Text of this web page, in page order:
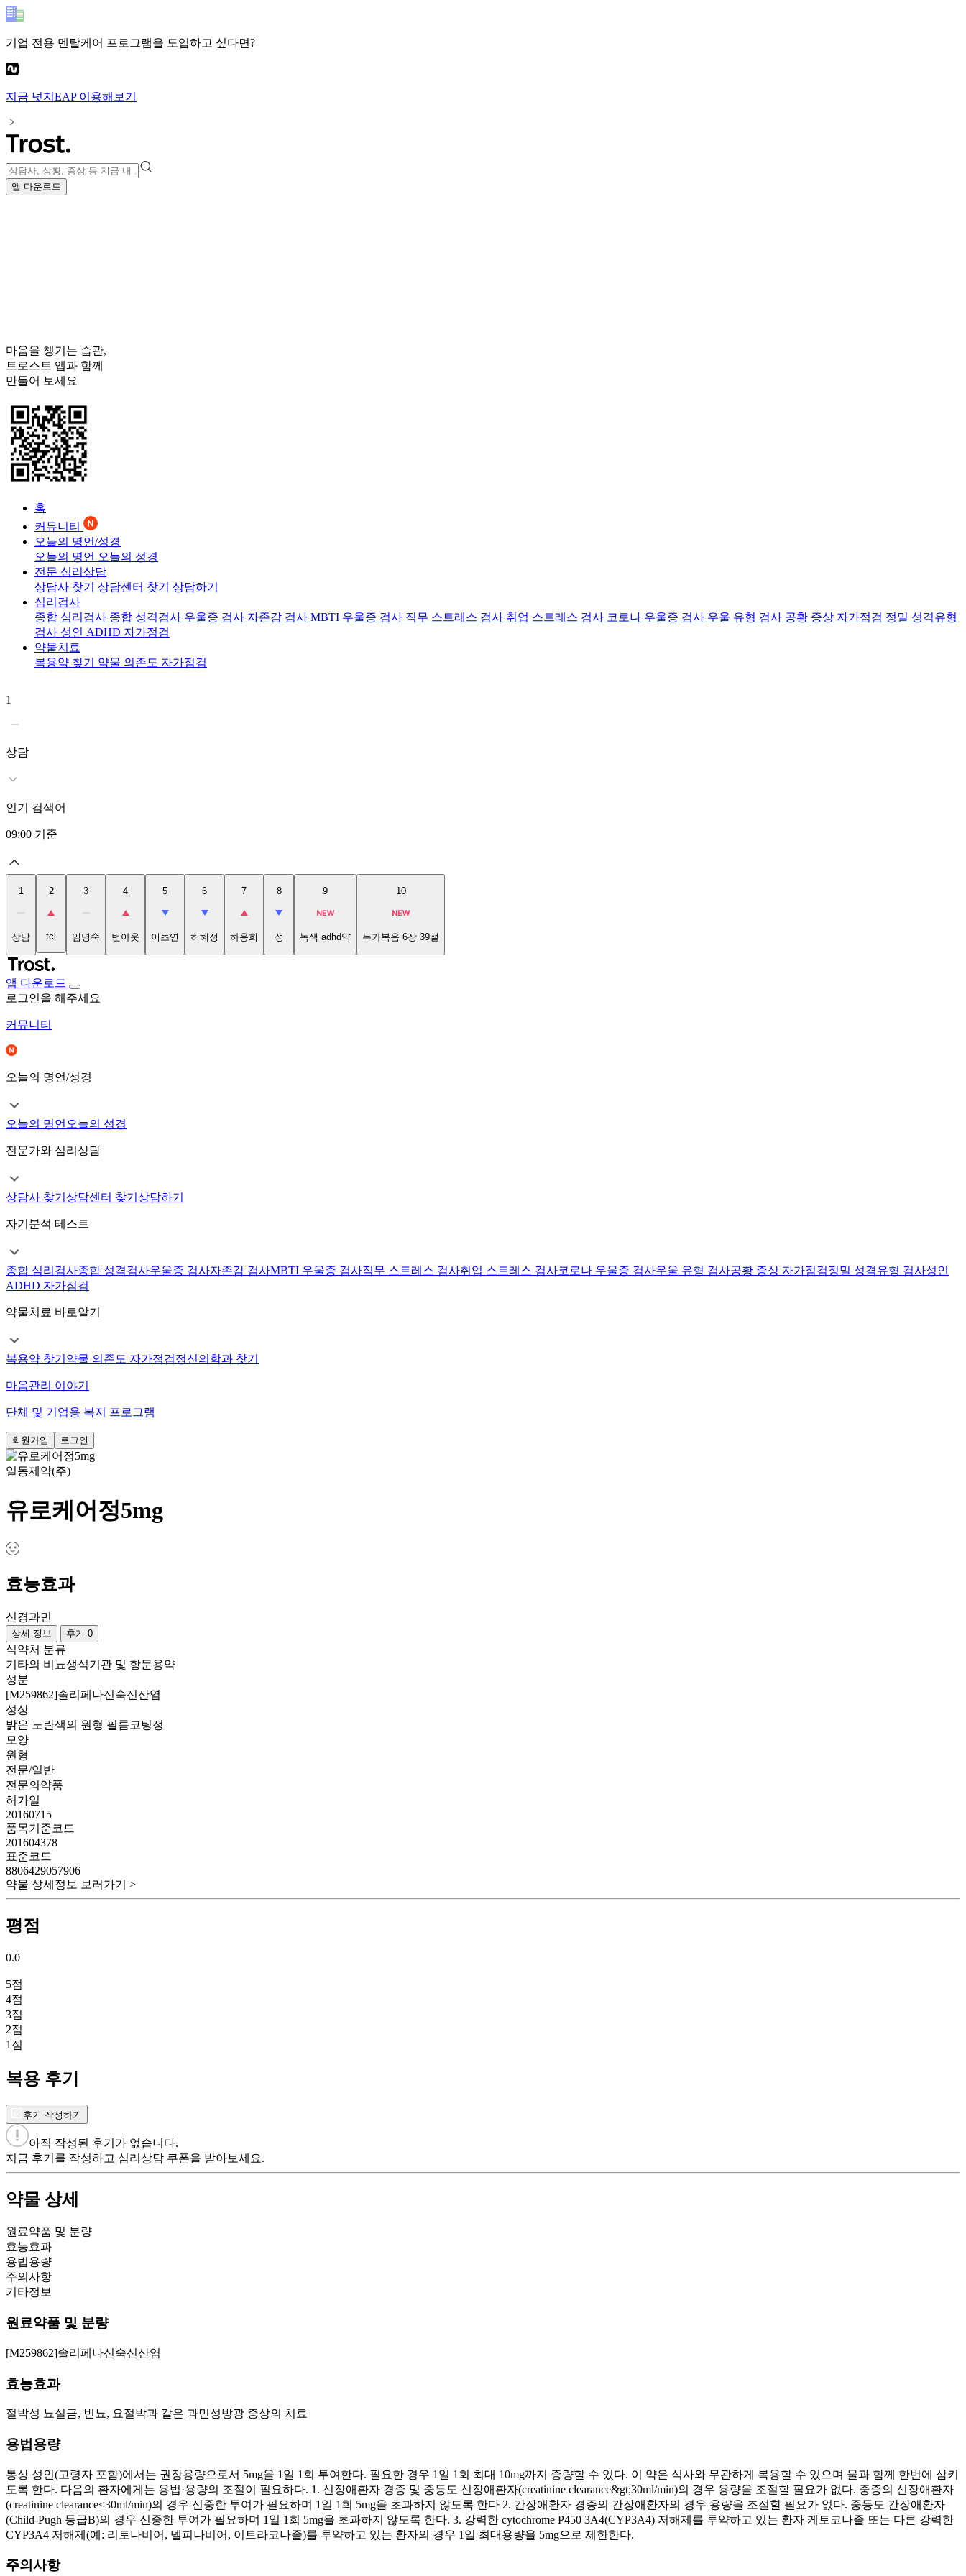
기업 전용 멘탈케어 프로그램을 도입하고 싶다면?
지금 넛지EAP이용해보기
앱 다운로드
마음을 챙기는 습관,
트로스트 앱과 함께
만들어 보세요
홈
커뮤니티
오늘의 명언/성경
오늘의 명언 오늘의 성경
전문 심리상담
상담사 찾기 상담센터 찾기 상담하기
심리검사
종합 심리검사 종합 성격검사 우울증 검사 자존감 검사 MBTI 우울증 검사 직무 스트레스 검사 취업 스트레스 검사 코로나 우울증 검사 우울 유형 검사 공황 증상 자가점검 정밀 성격유형
검사 성인 ADHD 자가점검
약물치료
복용약 찾기 약물 의존도 자가점검
1
상담
인기 검색어
09:00 기준
1
상담
2
tci
3
임명숙
4
번아웃
5
이초연
6
허혜정
7
하용희
8
성
9
녹색 adhd약
10
누가복음 6장 39절
앱 다운로드
로그인을 해주세요
커뮤니티
오늘의 명언/성경
오늘의 명언 오늘의 성경
전문가와 심리상담
상담사 찾기 상담센터 찾기 상담하기
자기분석 테스트
종합 심리검사종합 성격검사우울증 검사자존감 검사MBTI 우울증 검사직무 스트레스 검사취업 스트레스 검사코로나 우울증 검사우울 유형 검사공황 증상 자가점검정밀 성격유형 검사성인
ADHD 자가점검
약물치료 바로알기
복용약 찾기 약물 의존도 자가점검정신의학과 찾기
마음관리 이야기
단체 및 기업용 복지 프로그램
회원가입 로그인
일동제약(주)
유로케어정5mg
효능효과
신경과민
상세 정보 후기 0
식약처 분류
기타의 비뇨생식기관 및 항문용약
성분
[M259862]솔리페나신숙신산염
성상
밝은 노란색의 원형 필름코팅정
모양
원형
전문/일반
전문의약품
허가일
20160715
품목기준코드
201604378
표준코드
8806429057906
약물 상세정보 보러가기 >
평점
0.0
5점
4점
3점
2점
1 점
복용 후기
후기 작성하기
아직 작성된 후기가 없습니다.
지금 후기를 작성하고 심리상담 쿠폰을 받아보세요.
약물 상세
원료약품 및 분량
효능효과
용법용량
주의사항
기타정보
원료약품 및 분량
[M259862]솔리페나신숙신산염
효능효과
절박성 뇨실금, 빈뇨, 요절박과 같은 과민성방광 증상의 치료
용법용량
통상 성인(고령자 포함)에서는 권장용량으로서 5mg을 1일 1회 투여한다. 필요한 경우 1일 1회 최대 10mg까지 증량할 수 있다. 이 약은 식사와 무관하게 복용할 수 있으며 물과 함께 한번에 삼키
도록 한다. 다음의 환자에게는 용법·용량의 조절이 필요하다. 1. 신장애환자 경증 및 중등도 신장애환자(creatinine clearance&gt;30ml/min)의 경우 용량을 조절할 필요가 없다. 중증의 신장애환자
(creatinine clearance≤30ml/min)의 경우 신중한 투여가 필요하며 1일 1회 5mg을 초과하지 않도록 한다 2. 간장애환자 경증의 간장애환자의 경우 용량을 조절할 필요가 없다. 중등도 간장애환자
(Child-Pugh 등급B)의 경우 신중한 투여가 필요하며 1일 1회 5mg을 초과하지 않도록 한다. 3. 강력한 cytochrome P450 3A4(CYP3A4) 저해제를 투약하고 있는 환자 케토코나졸 또는 다른 강력한
CYP3A4 저해제(예: 리토나비어, 넬피나비어, 이트라코나졸)를 투약하고 있는 환자의 경우 1일 최대용량을 5mg으로 제한한다.
주의사항